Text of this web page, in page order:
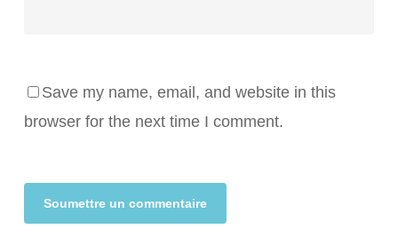
Save my name, email, and website in this
browser for the next time I comment.